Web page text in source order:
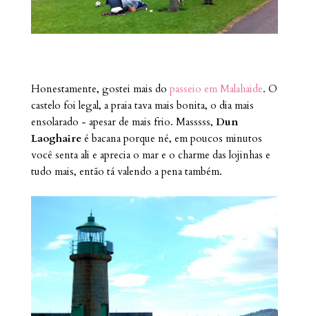
Honestamente, gostei mais do passeio em Malahaide. O
castelo foi legal, a praia tava mais bonita, o dia mais
ensolarado - apesar de mais frio. Masssss, Dun
Laoghaire é bacana porque né, em poucos minutos
você senta ali e aprecia o mar e o charme das lojinhas e
tudo mais, então tá valendo a pena também.